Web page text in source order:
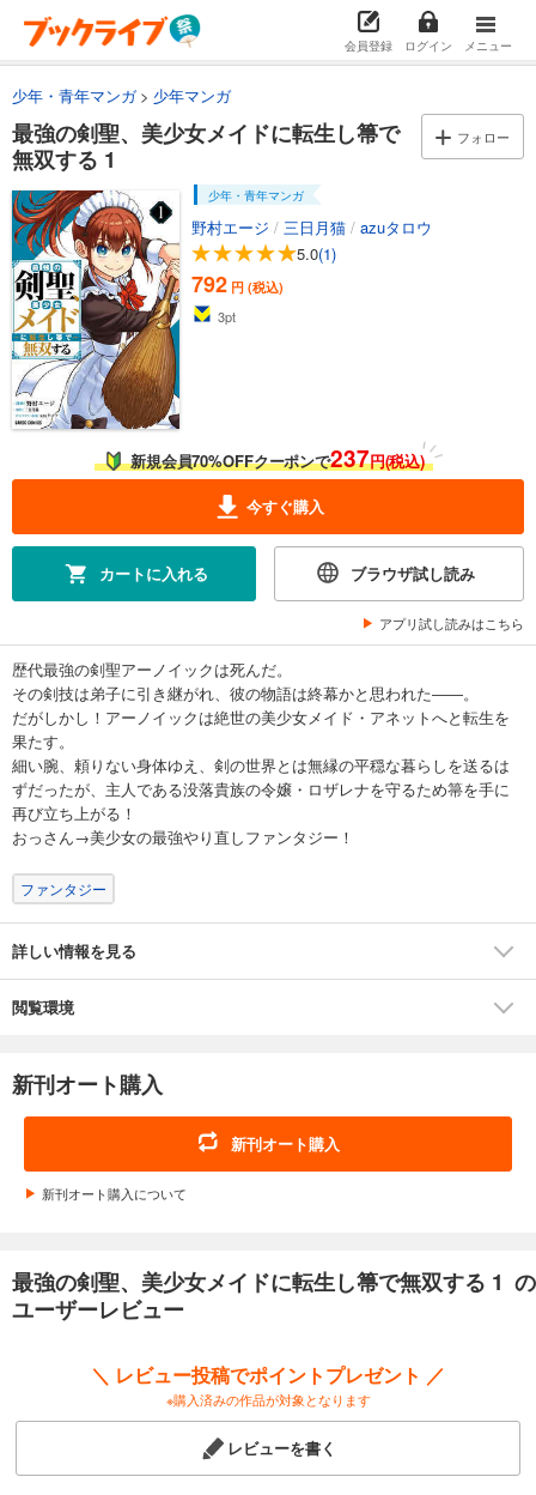
会員登録 ログイン メニュー
少年・青年マンガ 少年マンガ
最強の剣聖、美少女メイドに転生し箒で
無双する 1
フォロー
少年・青年マンガ
野村エージ / 三日月猫 / azuタロウ
5.0(1)
792 円 (税込)
3pt
新規会員70%OFFクーポンで237円(税込)
今すぐ購入
カートに入れる ブラウザ試し読み
アプリ試し読みはこちら
歴代最強の剣聖アーノイックは死んだ。
その剣技は弟子に引き継がれ、彼の物語は終幕かと思われた――。
だがしかし！アーノイックは絶世の美少女メイド・アネットへと転生を
果たす。
細い腕、頼りない身体ゆえ、剣の世界とは無縁の平穏な暮らしを送るは
ずだったが、主人である没落貴族の令嬢・ロザレナを守るため箒を手に
再び立ち上がる！
おっさん→美少女の最強やり直しファンタジー！
ファンタジー
詳しい情報を見る
閲覧環境
新刊オート購入
新刊オート購入
新刊オート購入について
最強の剣聖、美少女メイドに転生し箒で無双する 1 の
ユーザーレビュー
＼ レビュー投稿でポイントプレゼント ／
※購入済みの作品が対象となります
レビューを書く